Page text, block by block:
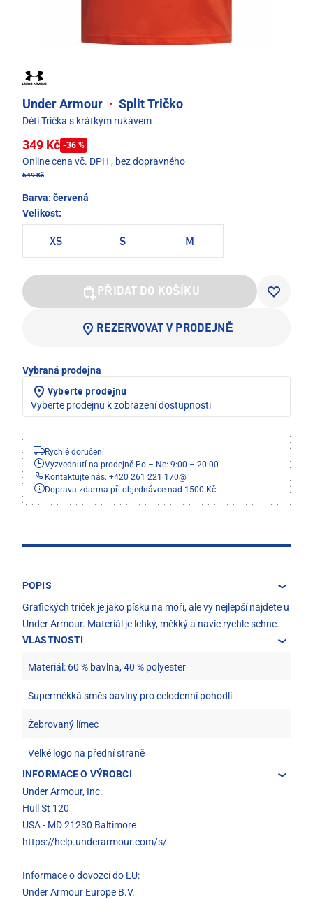
Under Armour · Split Tričko
Děti Trička s krátkým rukávem
349 Kč -36 %
Online cena vč. DPH , bezdopravného
549 Kč
Barva: červená
Velikost:
XS S M
PŘIDAT DO KOŠÍKU
REZERVOVAT V PRODEJNĚ
Vybraná prodejna
Vyberte prodejnu
Vyberte prodejnu k zobrazení dostupnosti
Rychlé doručení
Vyzvednutí na prodejně Po – Ne: 9:00 – 20:00
Kontaktujte nás: +420 261 221 170@
Doprava zdarma při objednávce nad 1500 Kč
POPIS
Grafických triček je jako písku na moři, ale vy nejlepší najdete u
Under Armour. Materiál je lehký, měkký a navíc rychle schne.
VLASTNOSTI
Materiál: 60 % bavlna, 40 % polyester
Superměkká směs bavlny pro celodenní pohodlí
Žebrovaný límec
Velké logo na přední straně
INFORMACE O VÝROBCI
Under Armour, Inc.
Hull St 120
USA - MD 21230 Baltimore
https://help.underarmour.com/s/
Informace o dovozci do EU:
Under Armour Europe B.V.